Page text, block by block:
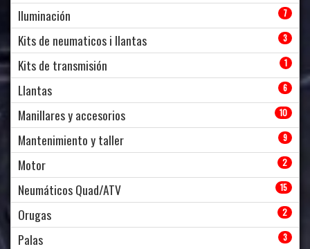
Iluminación 7
Kits de neumaticos i llantas 3
Kits de transmisión 1
Llantas 6
Manillares y accesorios 10
Mantenimiento y taller 9
Motor 2
Neumáticos Quad/ATV 15
Orugas 2
Palas 3